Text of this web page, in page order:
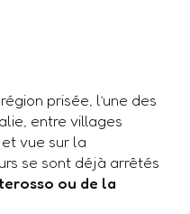
prisée, l’une des
entre villages
vue sur la
se sont déjà arrêtés
ou de la